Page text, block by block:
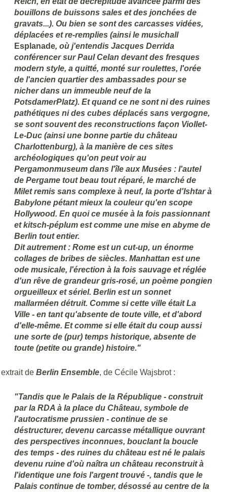
bouillons de buissons sales et des jonchées de
gravats...). Ou bien se sont des carcasses vidées,
déplacées et re-remplies (ainsi le musichall
Esplanade, où j'entendis Jacques Derrida
conférencer sur Paul Celan devant des fresques
modern style, a quitté, monté sur roulettes, l'orée
de l'ancien quartier des ambassades pour se
nicher dans un immeuble neuf de la
PotsdamerPlatz). Et quand ce ne sont ni des ruines
pathétiques ni des cubes déplacés sans vergogne,
se sont souvent des reconstructions façon Viollet-
Le-Duc (ainsi une bonne partie du château
Charlottenburg), à la manière de ces sites
archéologiques qu'on peut voir au
Pergamonmuseum dans l'île aux Musées : l'autel
de Pergame tout beau tout réparé, le marché de
Milet remis sans complexe à neuf, la porte d'Ishtar à
Babylone pétant mieux la couleur qu'en scope
Hollywood. En quoi ce musée à la fois passionnant
et kitsch-péplum est comme une mise en abyme de
Berlin tout entier.
Dit autrement : Rome est un cut-up, un énorme
collages de bribes de siècles. Manhattan est une
ode musicale, l'érection à la fois sauvage et réglée
d'un rêve de grandeur gris-rosé, un poème pongien
orgueilleux et sériel. Berlin est un sonnet
mallarméen détruit. Comme si cette ville était La
Ville - en tant qu'absente de toute ville, et d'abord
d'elle-même. Et comme si elle était du coup aussi
une sorte de (pur) temps historique, absente de
toute (petite ou grande) histoire."
extrait de Berlin Ensemble, de Cécile Wajsbrot :
"Tandis que le Palais de la République - construit
par la RDA à la place du Château, symbole de
l'autocratisme prussien - continue de se
déstructurer, devenu carcasse métallique ouvrant
des perspectives inconnues, bouclant la boucle
des temps - des ruines du château est né le palais
devenu ruine d'où naîtra un château reconstruit à
l'identique une fois l'argent trouvé -, tandis que le
Palais continue de tomber, désossé au centre de la